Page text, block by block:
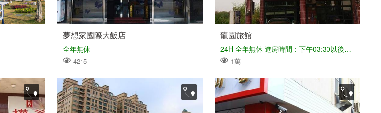
夢想家國際大飯店
全年無休
4215
龍園旅館
24H 全年無休 進房時間：下午03:30以後。 退房時間：上午11:00以前。 若超時退房者，；逾時酌收休息費100-200元/時
1萬